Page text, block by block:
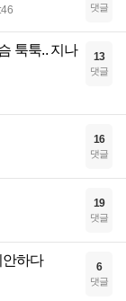
댓글
툭툭.. 지나
13
댓글
16
댓글
19
댓글
하다 6
댓글